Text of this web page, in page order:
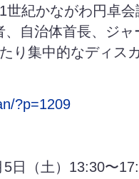
世紀かながわ円卓
自治体首長、ジャ
り集中的なディス
?p=1209
（土）13:30〜